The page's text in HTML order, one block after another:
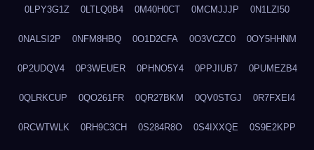
0LPY3G1Z 0LTLQ0B4 0M40H0CT 0MCMJJJP 0N1LZI50
0NALSI2P 0NFM8HBQ 0O1D2CFA 0O3VCZC0 0OY5HHNM
0P2UDQV4 0P3WEUER 0PHNO5Y4 0PPJIUB7 0PUMEZB4
0QLRKCUP 0QO261FR 0QR27BKM 0QV0STGJ 0R7FXEI4
0RCWTWLK 0RH9C3CH 0S284R8O 0S4IXXQE 0S9E2KPP